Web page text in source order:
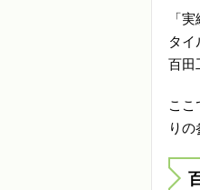
「
タイ
百田
ここ
りの